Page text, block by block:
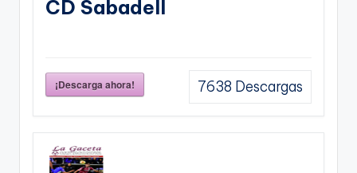
CD Sabadell
¡Descarga ahora! 7638 Descargas